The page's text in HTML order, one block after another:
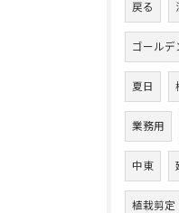
戻る
ゴールデ
夏日
業務用
中東
植栽剪定